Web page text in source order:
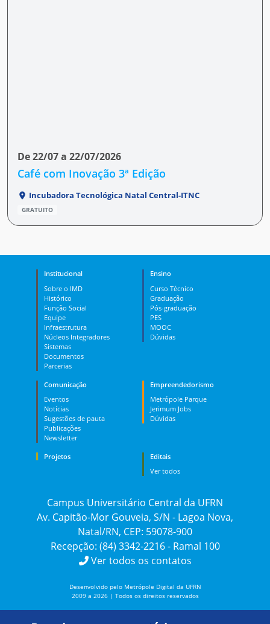
De 22/07 a 22/07/2026
Café com Inovação 3ª Edição
Incubadora Tecnológica Natal Central-ITNC
GRATUITO
Institucional
Sobre o IMD
Histórico
Função Social
Equipe
Infraestrutura
Núcleos Integradores
Sistemas
Documentos
Parcerias
Ensino
Curso Técnico
Graduação
Pós-graduação
PES
MOOC
Dúvidas
Comunicação
Eventos
Notícias
Sugestões de pauta
Publicações
Newsletter
Empreendedorismo
Metrópole Parque
Jerimum Jobs
Dúvidas
Projetos
Editais
Ver todos
Campus Universitário Central da UFRN
Av. Capitão-Mor Gouveia, S/N - Lagoa Nova,
Natal/RN, CEP: 59078-900
Recepção: (84) 3342-2216 - Ramal 100
Ver todos os contatos
Desenvolvido pelo Metrópole Digital da UFRN
2009 a 2026 | Todos os direitos reservados